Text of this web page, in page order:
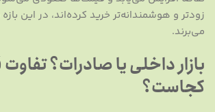
زودتر و هوشمندانه‌تر خرید کرده‌اند، در این
می‌برند.
بازار داخلی یا صادرات؟
کجاست؟